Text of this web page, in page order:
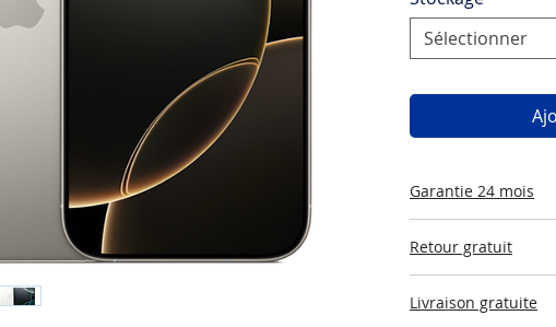
Sélectionner
Garantie 24 mois
24 mois à compter
d'informations
Retour gratuit
jours à compté de
Livraison gratuite